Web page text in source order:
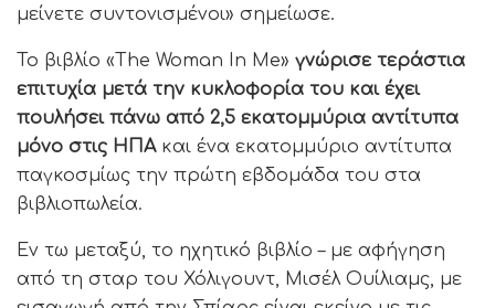
μείνετε συντονισμένοι» σημείωσε.
Το βιβλίο «The Woman In Me» γνώρισε τεράστια
επιτυχία μετά την κυκλοφορία του και έχει
πουλήσει πάνω από 2,5 εκατομμύρια αντίτυπα
μόνο στις ΗΠΑκαι ένα εκατομμύριο αντίτυπα
παγκοσμίως την πρώτη εβδομάδα του στα
βιβλιοπωλεία.
Εν τω μεταξύ, το ηχητικό βιβλίο – με αφήγηση
από τη σταρ του Χόλιγουντ, Μισέλ Ουίλιαμς, με